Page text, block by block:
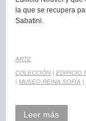
la que se recupera
Sabatini.
ARTE
COLECCIÓN | EDIFICIO
| MUSEO REINA SOFÍA |
Leer más